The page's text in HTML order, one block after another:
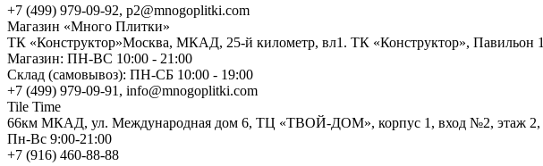
+7 (499) 979-09-92, p2@mnogoplitki.com
Магазин «Много Плитки»
ТК «Конструктор»Москва, МКАД, 25-й километр, вл1. ТК «Конструктор», Павильон
Магазин: ПН-ВС 10:00 - 21:00
Склад (самовывоз): ПН-СБ 10:00 - 19:00
+7 (499) 979-09-91, info@mnogoplitki.com
Tile Time
66км МКАД, ул. Международная дом 6, ТЦ «ТВОЙ-ДОМ», корпус 1, вход №2, этаж 2,
Пн-Вс 9:00-21:00
+7 (916) 460-88-88